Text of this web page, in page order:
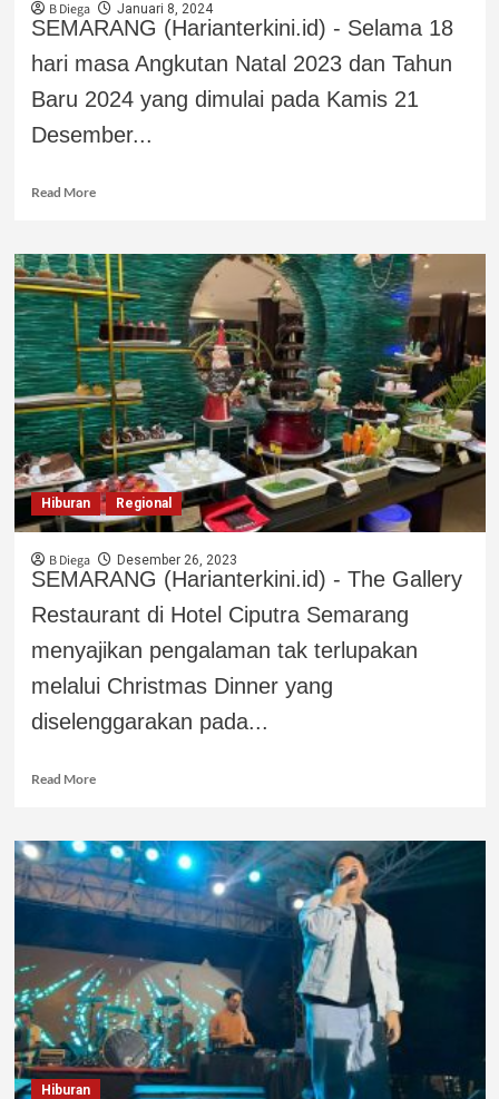
B Diega Januari 8, 2024
SEMARANG (Harianterkini.id) - Selama 18
hari masa Angkutan Natal 2023 dan Tahun
Baru 2024 yang dimulai pada Kamis 21
Desember...
Read More
Hiburan Regional
B Diega Desember 26, 2023
SEMARANG (Harianterkini.id) - The Gallery
Restaurant di Hotel Ciputra Semarang
menyajikan pengalaman tak terlupakan
melalui Christmas Dinner yang
diselenggarakan pada...
Read More
Hiburan